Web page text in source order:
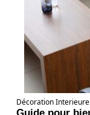
Décoration Interieure